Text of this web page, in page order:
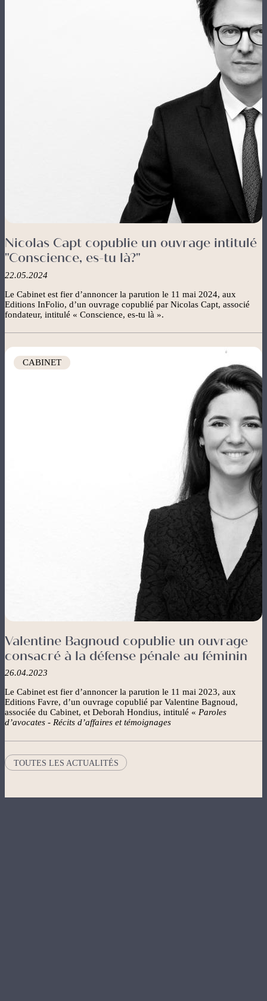
Nicolas Capt copublie un ouvrage intitulé
"Conscience, es-tu là?"
22.05.2024
Le Cabinet est fier d’annoncer la parution le 11 mai 2024, aux
Editions InFolio, d’un ouvrage copublié par Nicolas Capt, associé
fondateur, intitulé « Conscience, es-tu là ».
Image
CABINET
Valentine Bagnoud copublie un ouvrage
consacré à la défense pénale au féminin
26.04.2023
Le Cabinet est fier d’annoncer la parution le 11 mai 2023, aux
Editions Favre, d’un ouvrage copublié par Valentine Bagnoud,
associée du Cabinet, et Deborah Hondius, intitulé « Paroles
d’avocates - Récits d’affaires et témoignages
TOUTES LES ACTUALITÉS